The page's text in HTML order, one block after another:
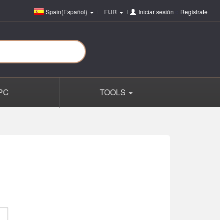
Spain(Español) EUR Iniciar sesión o Regístrate
TOOLS